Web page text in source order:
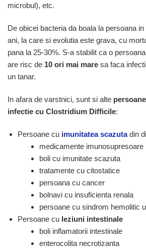
microbul), etc.
De obicei bacteria da boala la persoana
ani, la care si evolutia este grava, cu
pana la 25-30%. S-a stabilit ca o
are risc de 10 ori mai mare sa faca
un tanar.
In afara de varstnici, sunt si alte
infectie cu Clostridium Difficile:
Persoane cu imunitatea scazutadin
medicamente imunosupresoare
boli cuimunitate scazuta
tratamente cu citostatice
persoana cu cancer
bolnavi cuinsuficienta renala
persoane cu sindrom hemolitic
Persoane cu leziuni intestinale
boli inflamatorii intestinale
enterocolita necrotizanta